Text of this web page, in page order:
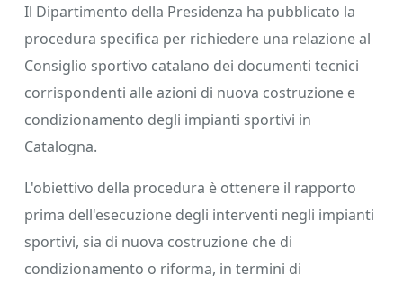
Il Dipartimento della Presidenza ha pubblicato la
procedura specifica per richiedere una relazione al
Consiglio sportivo catalano dei documenti tecnici
corrispondenti alle azioni di nuova costruzione e
condizionamento degli impianti sportivi in ​​
Catalogna.
L'obiettivo della procedura è ottenere il rapporto
prima dell'esecuzione degli interventi negli impianti
sportivi, sia di nuova costruzione che di
condizionamento o riforma, in termini di